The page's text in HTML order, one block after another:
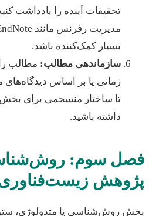
تحقیقات آینده را یادداشت کنید.
بسیار کمک‌کننده باشد.
سازماندهی مطالب:مطالب را
زمانی یا بر اساس دیدگاه‌های
تا ساختار منسجمی برای بخش
داشته باشید.
سوم: روش‌شناسی؛
زیست‌فناوری
روش‌شناسی یا متدولوژی، ستون